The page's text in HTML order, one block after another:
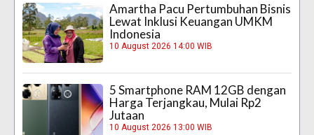
Amartha Pacu Pertumbuhan Bisnis
Lewat Inklusi Keuangan UMKM
Indonesia
10 August 2026 14:00 WIB
5 Smartphone RAM 12GB dengan
Harga Terjangkau, Mulai Rp2
Jutaan
10 August 2026 13:00 WIB